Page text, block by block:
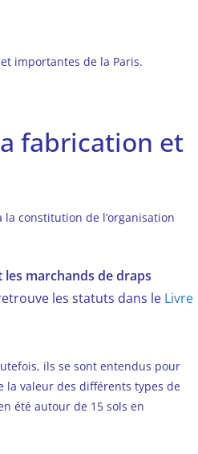
importantes de la Paris.
fabrication et
constitution de l’organisation
les marchands de draps
les statuts dans le Livre
ils se sont entendus pour
la valeur des différents types de
été autour de 15 sols en